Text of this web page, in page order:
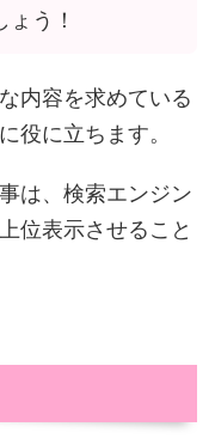
う！
内容を求めている
役に立ちます。
は、検索エンジン
位表示させること